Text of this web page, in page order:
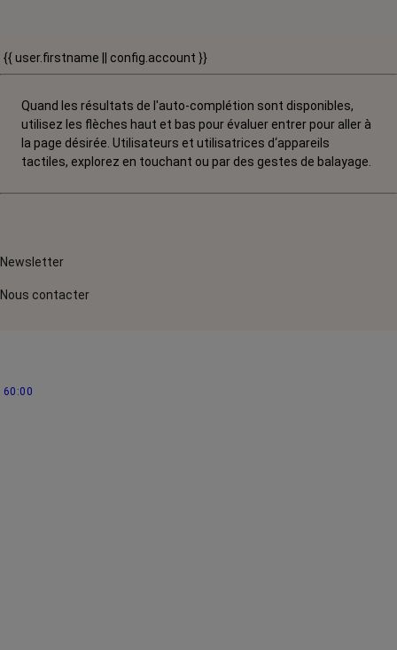
{{ user.firstname || config.account }}
Quand les résultats de l'auto-complétion sont disponibles,
utilisez les flèches haut et bas pour évaluer entrer pour aller à
la page désirée. Utilisateurs et utilisatrices d‘appareils
tactiles, explorez en touchant ou par des gestes de balayage.
Newsletter
Nous contacter
60:00